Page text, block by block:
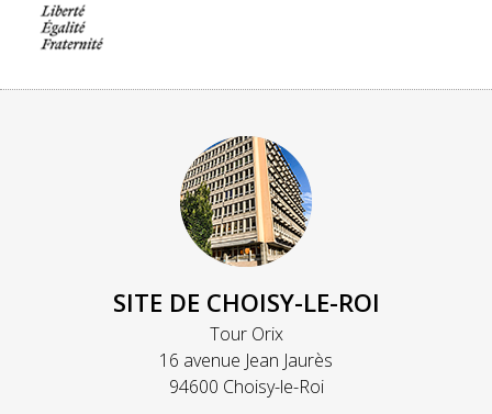
SITE DE CHOISY-LE-ROI
Tour Orix
16 avenue Jean Jaurès
94600 Choisy-le-Roi